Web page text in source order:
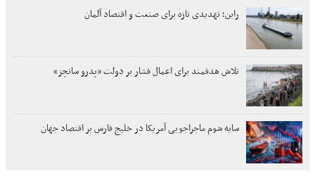
راین؛ تهدیدی تازه برای صنعت و اقتصاد آلمان
تلاش هدفمند برای اعمال فشار بر دولت «پدرو سانچز»
سایه شوم ماجراجویی آمریکا در خلیج فارس بر اقتصاد جهان